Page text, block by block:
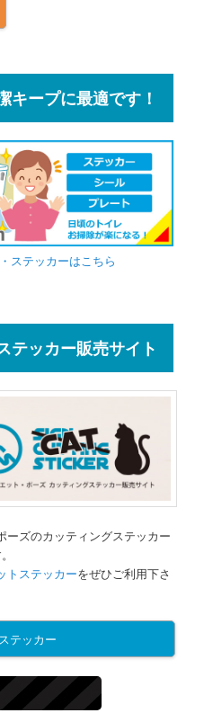
キープに最適です！
ステッカーはこちら
テッカー販売サイト
ーズのカッティングステッカー
トステッカーをぜひご利用下さ
テッカー